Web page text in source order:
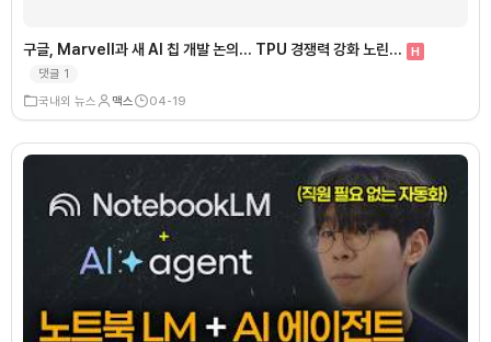
구글, Marvell과 새 AI 칩 개발 논의… TPU 경쟁력 강화 노린… H
댓글 1
국내외 뉴스
맥스 04-19